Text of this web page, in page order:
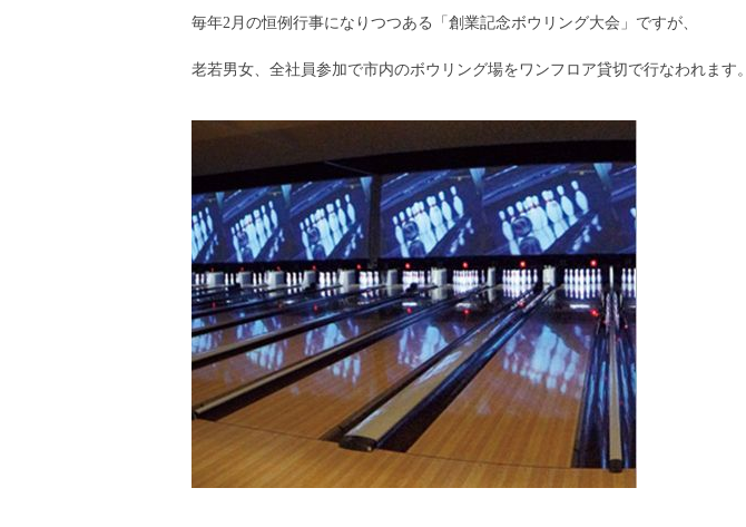
毎年2月の恒例行事になりつつある「創業記念ボウリング大会」ですが、
老若男女、全社員参加で市内のボウリング場をワンフロア貸切で行なわれます。